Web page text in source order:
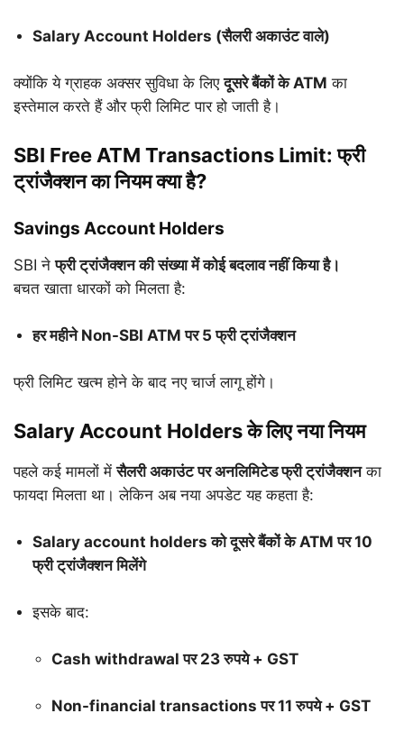
Salary Account Holders (सैलरी अकाउंट वाले)
क्योंकि ये ग्राहक अक्सर सुविधा के लिएदूसरे बैंकों के ATM का
इस्तेमाल करते हैं और फ्री लिमिट पार हो जाती है।
SBI Free ATM Transactions Limit: फ्री
ट्रांजैक्शन का नियम क्या है?
Savings Account Holders
SBI नेफ्री ट्रांजैक्शन की संख्या में कोई बदलाव नहीं किया है।
बचत खाता धारकों को मिलता है:
हर महीने Non-SBI ATM पर 5 फ्री ट्रांजैक्शन
फ्री लिमिट खत्म होने के बाद नए चार्ज लागू होंगे।
Salary Account Holders के लिए नया नियम
पहले कई मामलों मेंसैलरी अकाउंट पर अनलिमिटेड फ्री ट्रांजैक्शनका
फायदा मिलता था। लेकिन अब नया अपडेट यह कहता है:
Salary account holders को दूसरे बैंकों के ATM पर 10
फ्री ट्रांजैक्शन मिलेंगे
इसके बाद:
Cash withdrawal पर 23 रुपये + GST
Non-financial transactions पर 11 रुपये + GST